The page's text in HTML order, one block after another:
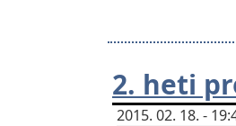
2. heti
2015. 02. 18. -